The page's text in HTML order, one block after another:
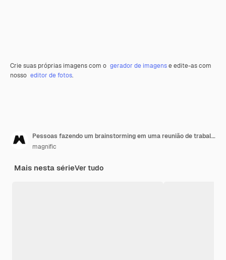
Crie suas próprias imagens com o gerador de imagense edite-as com
nosso editor de fotos.
Pessoas fazendo um brainstorming em uma reunião de trabalho
magnific
Mais nesta sérieVer tudo